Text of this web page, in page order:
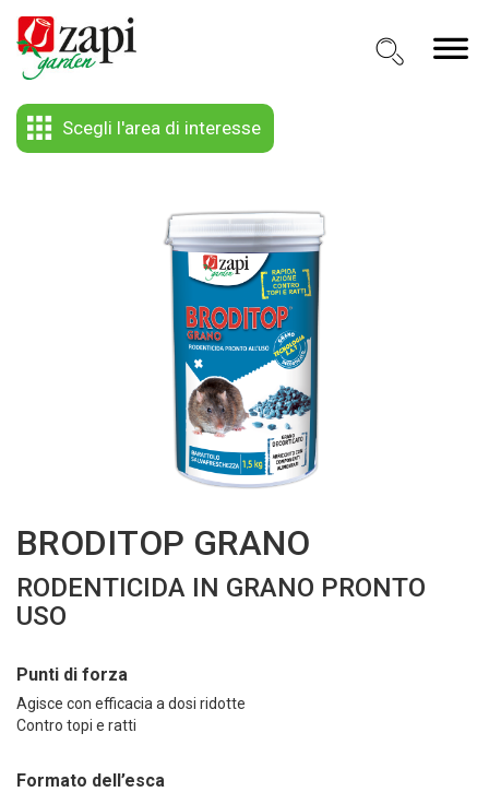
Scegli l'area di interesse
BRODITOP GRANO
RODENTICIDA IN GRANO PRONTO
USO
Punti di forza
Agisce con efficacia a dosi ridotte
Contro topi e ratti
Formato dell’esca